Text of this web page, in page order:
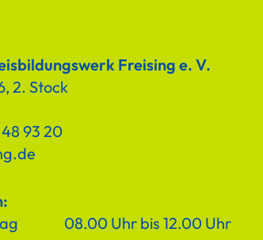
Freising e. V.
2. Stock
93 20
08.00 Uhr bis 12.00 Uhr